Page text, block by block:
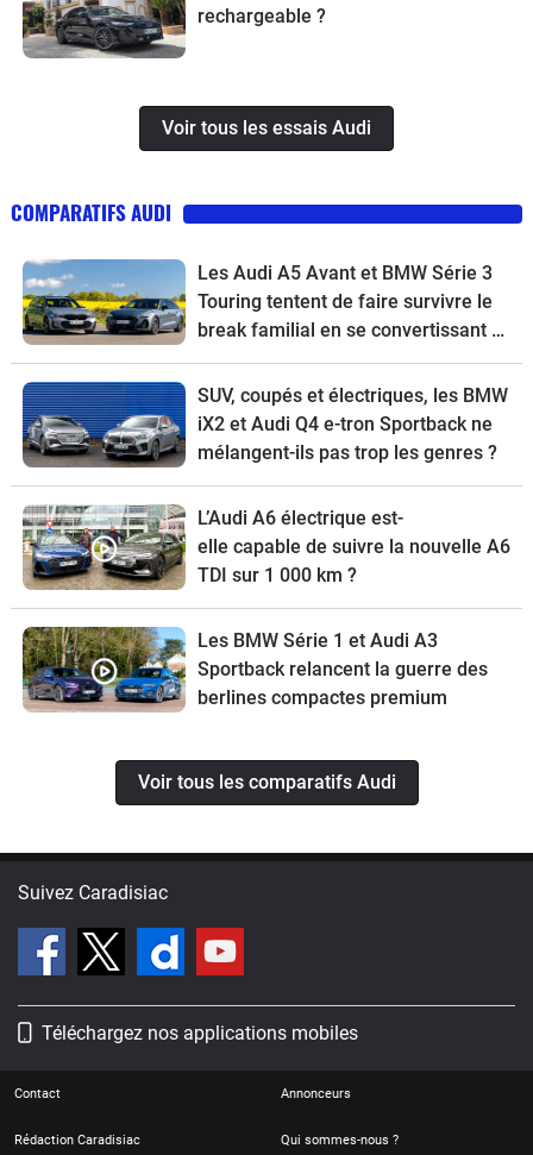
rechargeable ?
Voir tous les essais Audi
COMPARATIFS AUDI
Les Audi A5 Avant et BMW Série 3
Touring tentent de faire survivre le
break familial en se convertissant à
l’écologie
SUV, coupés et électriques, les BMW
iX2 et Audi Q4 e-tron Sportback ne
mélangent-ils pas trop les genres ?
L’Audi A6 électrique est-
elle capable de suivre la nouvelle A6
TDI sur 1 000 km ?
Les BMW Série 1 et Audi A3
Sportback relancent la guerre des
berlines compactes premium
Voir tous les comparatifs Audi
Suivez Caradisiac
Téléchargez nos applications mobiles
Contact Annonceurs
Rédaction Caradisiac Qui sommes-nous ?